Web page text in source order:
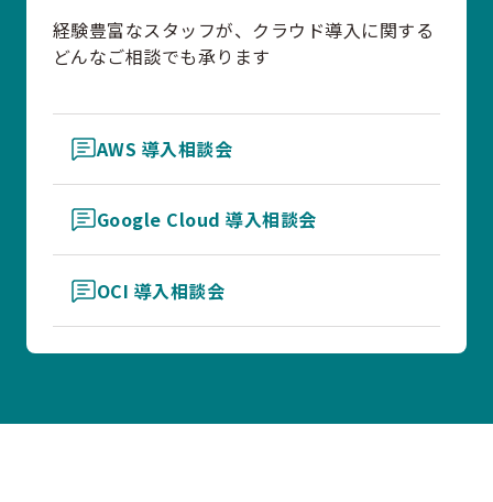
経験豊富なスタッフが、クラウド導入に関する
どんなご相談でも承ります
AWS 導入相談会
Google Cloud 導入相談会
OCI 導入相談会